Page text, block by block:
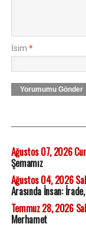
İsim *
Yorumumu Gönder
Ağustos 07, 2026
Şemamız
Ağustos 04, 2026
Arasında İnsan:
Temmuz 28, 2026
Merhamet